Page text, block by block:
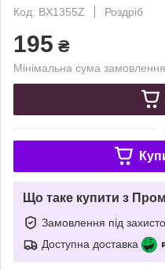
Код: BX1355Z
Роздріб
195 ₴
Мінімальна сума
Що таке купити з
Замовлення під
Доступна доставка